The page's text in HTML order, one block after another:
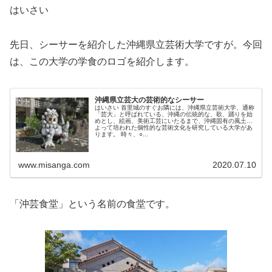
はいさい
先日、シーサーを紹介した沖縄県立芸術大学ですが。今回
は、この大学の学食のロゴを紹介します。
沖縄県立芸大の芸術的なシーサー
はいさい 首里城のすぐお隣には、沖縄県立芸術大学、通称
「芸大」と呼ばれている、沖縄の伝統的な、歌、踊りを始
めとし、絵画、美術工芸にいたるまで、沖縄固有の風土に
よって培われた個性的な芸術文化を研究している大学があ
ります。 時々、○...
www.misanga.com 2020.07.10
「沖芸食堂」という名前の食堂です。